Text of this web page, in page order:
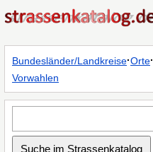
Bundesländer/Landkreise·Orte·
Vorwahlen